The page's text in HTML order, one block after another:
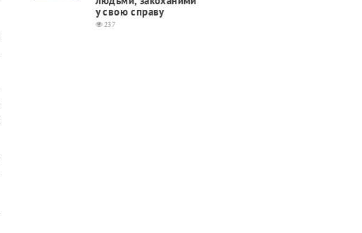
у свою справу
237